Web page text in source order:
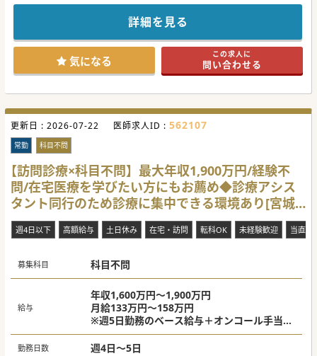
然が融合した地域に位置しています。
・24時間託児所が完備されており、お休みも取得しやすい雰
囲気なので子育て中の医師にも安心して働ける環境です。
・当直は当直室完備されていますが非常勤医が対応している
ため、常勤医師は当直なしの勤務も相談可能です。
【具体的な業務内容】
・一般内科の外来診療を担当します。カルテは紙カルテとな
・週に3～4コマの外来担当で、1日に30～50名の患者様を診
察します。診療体制:3～4診制となります。
・病棟管理業務は主治医制で10～15名の患者様を担当してい
ただきます。救急対応はございません。
【やりがい】
・高額給与や駅チカの好立地など、働きやすい条件が揃って
います。最寄駅からも徒歩5分の好立地なので通勤便利で
す。
・育休や時短勤務の相談も可能で、女性職員の育児休業実績
は100％です。男性職員の育児休業の実績もあります。
・地域の医療ニーズに応えるため、将来的には透析に力を入
#秋入職可
詳細を見る
気になる この求人に
問い合わせる
更新日 : 2026-07-22 医師求人ID : 562107
常勤 科目不問
【訪問診療×科目不問】最大年収1,900万円/経験不
問/在宅医療を学びたい方にもお薦め◆診療アシス
タント同行のため診療に集中できる環境あり[宮城
県名取市]
週4日以下 高額給与 土日休み 在宅・訪問 転科OK 未経験歓迎 当直な
募集科目 科目不問
給与
年収1,600万円～1,900万円
月給133万円～158万円
※週5日勤務のベース給与＋オンコール手当な
ど含む(専門診療科・在宅診療経験・保有資格
等により、総合的に判断させていただきます)
勤務日数 週4日～5日